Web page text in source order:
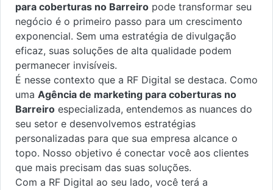
para coberturas no Barreiro pode transformar seu
negócio é o primeiro passo para um crescimento
exponencial. Sem uma estratégia de divulgação
eficaz, suas soluções de alta qualidade podem
permanecer invisíveis.
É nesse contexto que a RF Digital se destaca. Como
uma Agência de marketing para coberturas no
Barreiro especializada, entendemos as nuances do
seu setor e desenvolvemos estratégias
personalizadas para que sua empresa alcance o
topo. Nosso objetivo é conectar você aos clientes
que mais precisam das suas soluções.
Com a RF Digital ao seu lado, você terá a